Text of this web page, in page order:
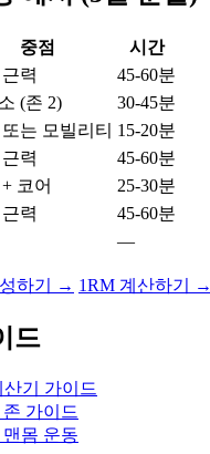
중점
시간
력
45-60분
(존 2)
30-45분
는 모빌리티 15-20분
력
45-60분
코어
25-30분
력
45-60분
—
하기 → 1RM 계산하기 →
드
산기 가이드
가이드
몸 운동